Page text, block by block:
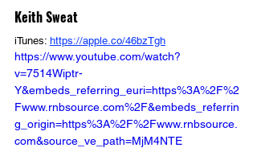
Keith Sweat
iTunes: https://apple.co/46bzTgh
https://www.youtube.com/watch?
v=7514Wiptr-
Y&embeds_referring_euri=https%3A%2F%2
Fwww.rnbsource.com%2F&embeds_referrin
g_origin=https%3A%2F%2Fwww.rnbsource.
com&source_ve_path=MjM4NTE